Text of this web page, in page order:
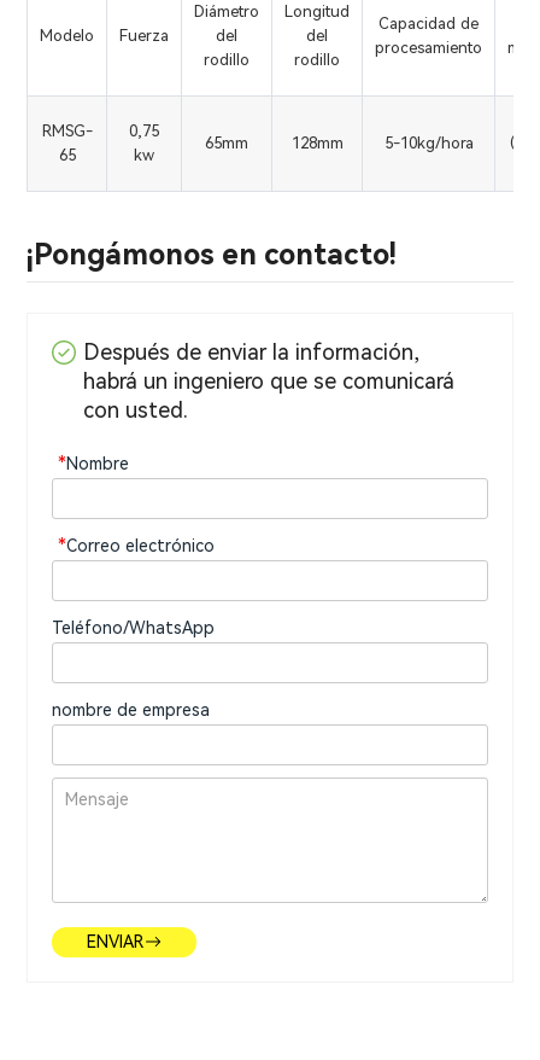
Modelo Fuerza
Diámetro
del
rodillo
Longitud
del
rodillo
Capacidad de
procesamiento
RMSG-
65
0,75
kw
65mm 128mm 5-10kg/hora
¡Pongámonos en contacto!
Después de enviar la información,
habrá un ingeniero que se comunicará
con usted.
*Nombre
*Correo electrónico
Teléfono/WhatsApp
nombre de empresa
ENVIAR